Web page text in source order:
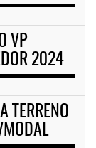
VP
2024
TERRENO